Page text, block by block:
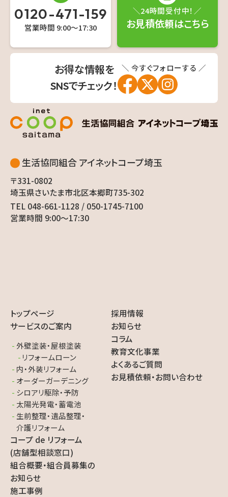
＼ 今すぐフォローする ／
お得な情報を
SNSでチェック！
0120-471-159
営業時間 9:00〜17:30
＼24時間受付中！／
お見積依頼はこちら
生活協同組合 アイネットコープ埼玉
〒331-0802
埼玉県さいたま市北区本郷町735-302
TEL 048-661-1128 / 050-1745-7100
営業時間 9:00〜17:30
トップページ
サービスのご案内
外壁塗装・屋根塗装
リフォームローン
内・外装リフォーム
オーダーガーデニング
シロアリ駆除・予防
太陽光発電・蓄電池
生前整理・遺品整理・
介護リフォーム
コープ de リフォーム
(店舗型相談窓口)
組合概要・組合員募集の
お知らせ
施工事例
採用情報
お知らせ
コラム
教育文化事業
よくあるご質問
お見積依頼・お問い合わせ